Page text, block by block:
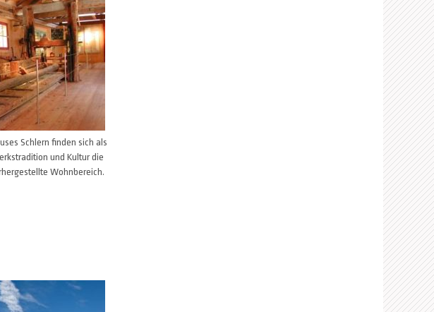
Schlern finden sich als
und Kultur die
Wohnbereich.